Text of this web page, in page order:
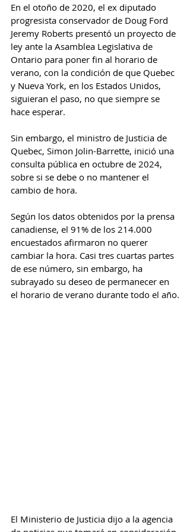
En el otoño de 2020, el ex diputado
progresista conservador de Doug Ford
Jeremy Roberts presentó un proyecto de
ley ante la Asamblea Legislativa de
Ontario para poner fin al horario de
verano, con la condición de que Quebec
y Nueva York, en los Estados Unidos,
siguieran el paso, no que siempre se
hace esperar.
Sin embargo, el ministro de Justicia de
Quebec, Simon Jolin-Barrette, inició una
consulta pública en octubre de 2024,
sobre si se debe o no mantener el
cambio de hora.
Según los datos obtenidos por la prensa
canadiense, el 91% de los 214.000
encuestados afirmaron no querer
cambiar la hora. Casi tres cuartas partes
de ese número, sin embargo, ha
subrayado su deseo de permanecer en
el horario de verano durante todo el año.
El Ministerio de Justicia dijo a la agencia